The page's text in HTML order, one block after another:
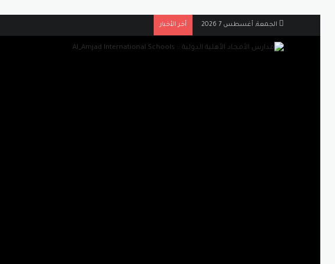
الجمعة, أغسطس 7 2026 أخر الأخبار